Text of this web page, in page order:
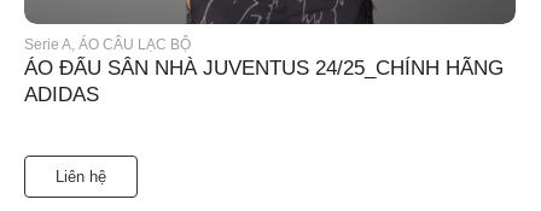
Serie A ÁO CÂU LẠC BỘ
ÁO ĐẤU SÂN NHÀ JUVENTUS 24/25_CHÍNH HÃNG
ADIDAS
Liên hệ